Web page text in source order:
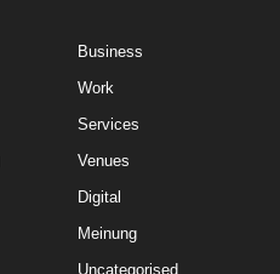
Business
Work
Services
Venues
Digital
Meinung
Uncategorised